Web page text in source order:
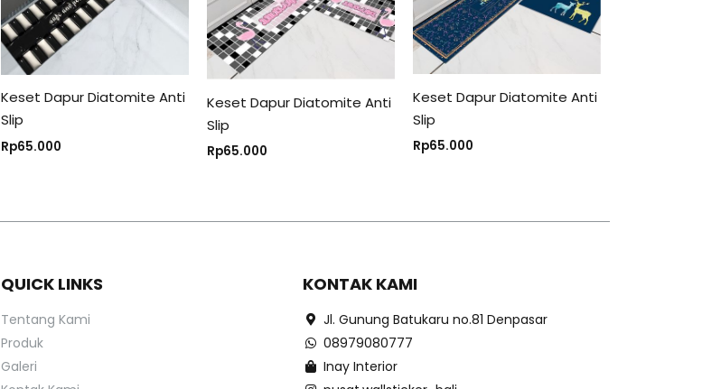
Keset Dapur Diatomite Anti
Slip
Rp65.000
Keset Dapur Diatomite Anti
Slip
Rp65.000
Keset Dapur Diatomite Anti
Slip
Rp65.000
QUICK LINKS
Tentang Kami
Produk
Galeri
KONTAK KAMI
Jl. Gunung Batukaru no.81 Denpasar
08979080777
Inay Interior